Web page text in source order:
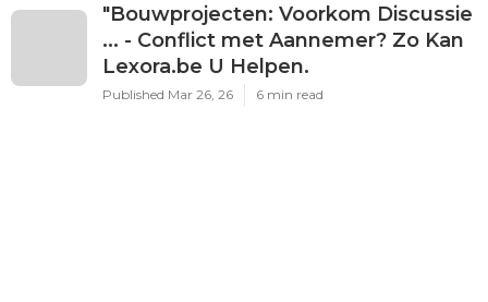
"Bouwprojecten: Voorkom Discussie
... - Conflict met Aannemer? Zo Kan
Lexora.be U Helpen.
Published Mar 26, 26 6 min read